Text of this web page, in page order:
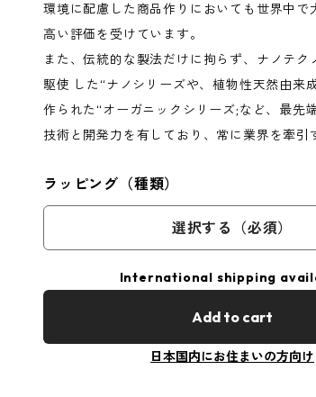
環境に配慮した商品作りにおいても世界中で
高い評価を受けています。
また、伝統的な製法だけに拘らず、ナノテク
駆使 した“ナノシリーズや、植物性天然由来
作られた“オーガニックシリーズ;など、最先
技術と開発力を有しており、常に業界を牽引
ラッピング（種類）
選択する（必須）
International shipping
Add to cart
日本国内にお住まいの方向け